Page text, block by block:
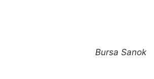
Bursa Sanok